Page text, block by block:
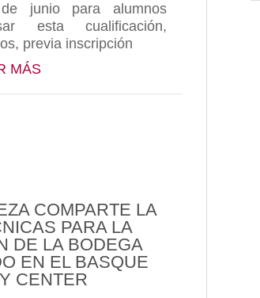
EN NUEVA YORK
junio para alumnos
esta cualificación,
previa inscripción
MÁSABOUT EL MASTER OF WINE
COMPARTE LA
PARA LA
DE LA BODEGA
EN EL BASQUE
CENTER